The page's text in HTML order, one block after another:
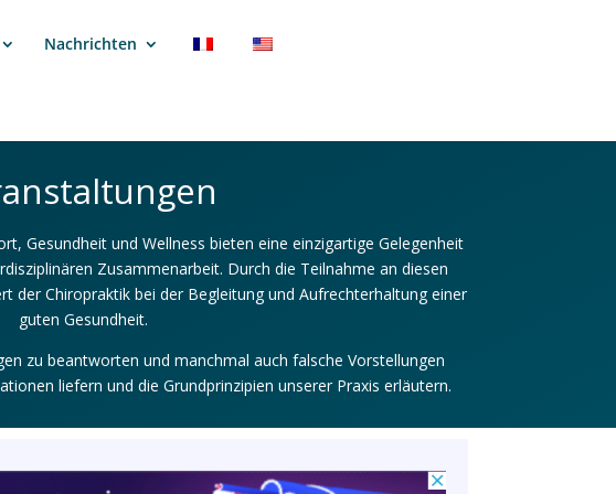
Nachrichten
Gesundheit und Wellness bieten eine einzigartige Gelegenheit
Zusammenarbeit. Durch die Teilnahme an diesen
der Chiropraktik bei der Begleitung und Aufrechterhaltung einer
guten Gesundheit.
zu beantworten und manchmal auch falsche Vorstellungen
liefern und die Grundprinzipien unserer Praxis erläutern.